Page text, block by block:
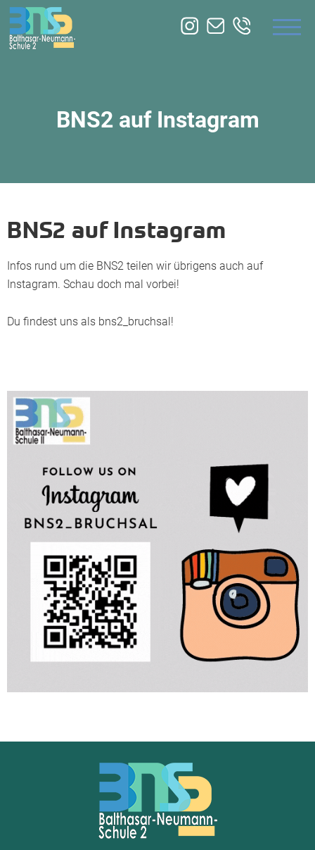
ÜBER UNS
BNS2 auf Instagram
BNS2 auf Instagram
Infos rund um die BNS2 teilen wir übrigens auch auf
Instagram. Schau doch mal vorbei!
Du findest uns als bns2_bruchsal!